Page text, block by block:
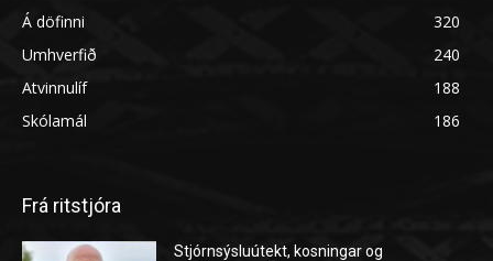
Á döfinni
320
Umhverfið
240
Atvinnulíf
188
Skólamál
186
Frá ritstjóra
Stjórnsýsluútekt, kosningar og